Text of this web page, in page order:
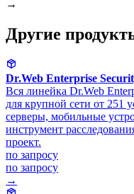
→
Другие
Dr.Web Enterprise
Вся линейка Dr.Web
для крупной сети от 251
серверы, мобильные
инструмент
проект.
по запросу
по запросу
→